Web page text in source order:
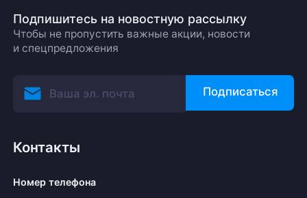
Подпишитесь на новостную рассылку
Чтобы не пропустить важные акции, новости
и спецпредложения
Подписаться
Контакты
Номер телефона